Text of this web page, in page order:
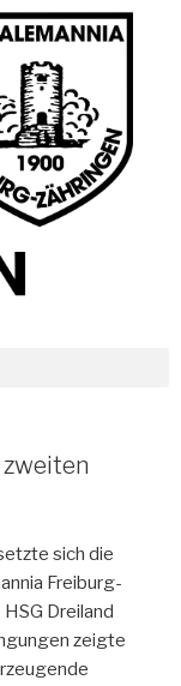
sich die
Freiburg-
Dreiland
zeigte